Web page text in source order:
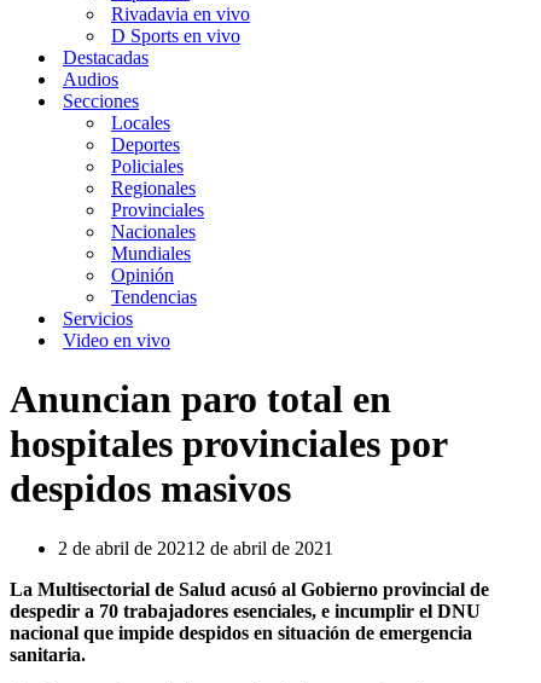
Rivadavia en vivo
D Sports en vivo
Destacadas
Audios
Secciones
Locales
Deportes
Policiales
Regionales
Provinciales
Nacionales
Mundiales
Opinión
Tendencias
Servicios
Video en vivo
Anuncian paro total en
hospitales provinciales por
despidos masivos
2 de abril de 2021 2 de abril de 2021
La Multisectorial de Salud acusó al Gobierno provincial de
despedir a 70 trabajadores esenciales, e incumplir el DNU
nacional que impide despidos en situación de emergencia
sanitaria.